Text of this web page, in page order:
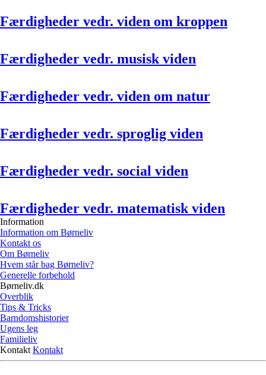
Færdigheder vedr. viden om kroppen
Færdigheder vedr. musisk viden
Færdigheder vedr. viden om natur
Færdigheder vedr. sproglig viden
Færdigheder vedr. social viden
Færdigheder vedr. matematisk viden
Information
Information om Børneliv
Kontakt os
Om Børneliv
Hvem står bag Børneliv?
Generelle forbehold
Børneliv.dk
Overblik
Tips & Tricks
Barndomshistorier
Ugens leg
Familieliv
Kontakt Kontakt